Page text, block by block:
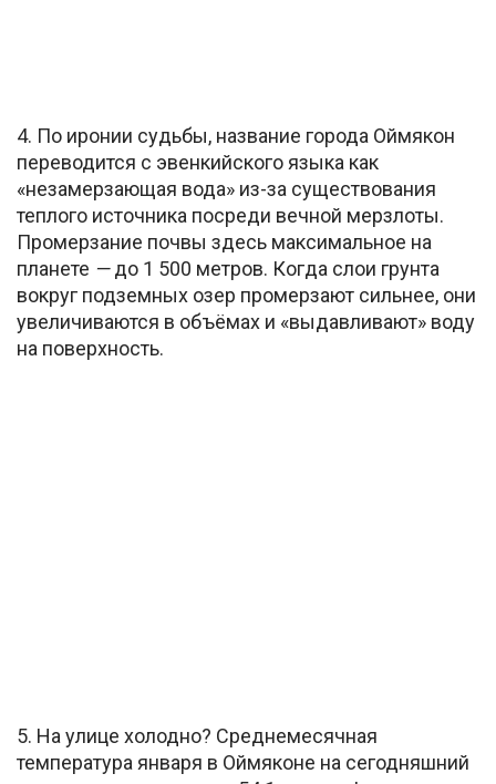
4. По иронии судьбы, название города Оймякон
переводится с эвенкийского языка как
«незамерзающая вода» из-за существования
теплого источника посреди вечной мерзлоты.
Промерзание почвы здесь максимальное на
планете —до 1 500 метров. Когда слои грунта
вокруг подземных озер промерзают сильнее, они
увеличиваются в объёмах и «выдавливают» воду
на поверхность.
5. На улице холодно? Среднемесячная
температура января в Оймяконе на сегодняшний